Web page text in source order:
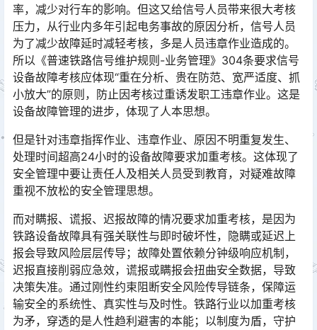
率，减少对行车的影响。但这又给信号人员带来很大考核
压力，从行业内多年引起电务事故的原因分析，信号人员
为了减少故障延时减轻考核，多是人员违章作业造成的。
所以《普速铁路信号维护规则-业务管理》304条要求信号
设备故障考核应体现“重在分析、贵在防范、宽严适度、抓
小放大”的原则，防止因考核过重诱发职工违章作业。这是
设备故障管理的进步，体现了人本思想。󠅅󠅃󠄵󠅂󠄪󠇖󠆨󠆨󠇕󠆞󠆒󠅬󠇘󠆭󠆘󠇙󠆝󠅵󠇗󠆭󠆁󠄐󠇗󠅹󠅸󠇖󠆍󠅳󠇖󠅹󠅰󠇖󠆌󠅹
但是针对违章指挥作业、违章作业、原因不明重复发生、
处理时间超高24小时的设备故障要求加重考核。这体现了
安全管理中要让责任人及相关人员受到教育，对疑难故障
重视不放松的安全管理思想。󠅅󠅃󠄵󠅂󠄪󠇖󠆨󠆨󠇕󠆞󠆒󠅬󠇘󠆭󠆘󠇙󠆝󠅵󠇗󠆭󠆁󠄐󠇗󠅹󠅸󠇖󠆍󠅳󠇖󠅹󠅰󠇖󠆌󠅹
而对瞒报、谎报、迟报故障的情况要求加重考核，是因为
铁路设备故障具有强关联性与即时破坏性，隐瞒或延迟上
报会导致风险层层传导；故障处置依赖分钟级响应机制，
迟报直接削弱应急效，谎报或瞒报会扭曲安全数据，导致
决策失准。通过刚性约束阻断安全风险传导链条，保障运
输安全的系统性、真实性与及时性。铁路行业以加重考核
为矛，穿透的是人性趋利避害的本能；以制度为盾，守护